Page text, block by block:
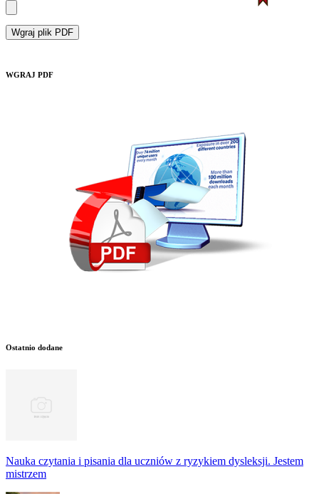
Wgraj plik PDF
WGRAJ PDF
Ostatnio dodane
Nauka czytania i pisania dla uczniów z ryzykiem dysleksji. Jestem
mistrzem